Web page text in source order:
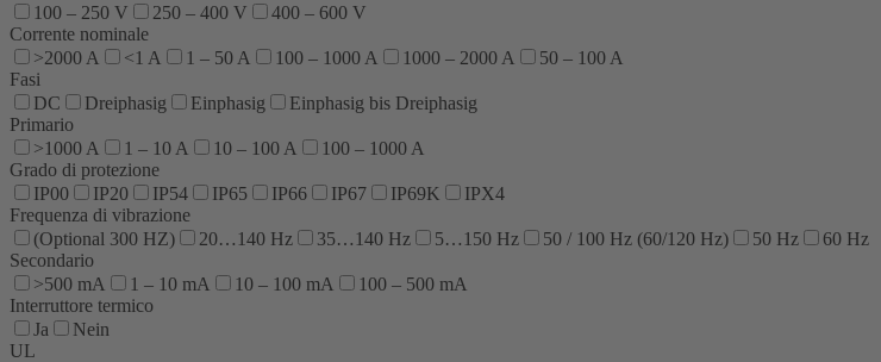
100 – 250 V
250 – 400 V
400 – 600 V
Corrente nominale
>2000 A
<1 A 1 – 50 A 100 – 1000 A 1000 – 2000 A
50 – 100 A
Fasi
DC
Dreiphasig Einphasig
Einphasig bis Dreiphasig
Primario
>1000 A
1 – 10 A 10 – 100 A
100 – 1000 A
Grado di protezione
IP00
IP20 IP54 IP65 IP66 IP67 IP69K
IPX4
Frequenza di vibrazione
(Optional 300 HZ)
20…140 Hz 35…140 Hz 5…150 Hz 50 / 100 Hz (60/120 Hz) 50 Hz
60 Hz
Secondario
>500 mA
1 – 10 mA 10 – 100 mA
100 – 500 mA
Interruttore termico
Ja
Nein
UL